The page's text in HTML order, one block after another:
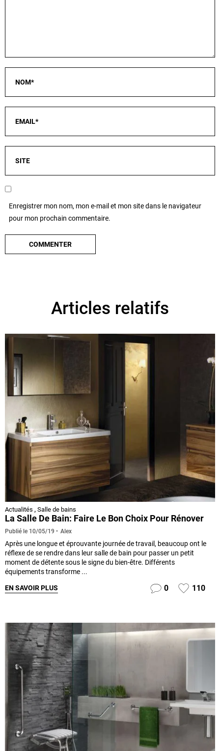
Enregistrer mon nom, mon e-mail et mon site dans le navigateur
pour mon prochain commentaire.
Articles relatifs
Actualités , Salle de bains
La Salle De Bain: Faire Le Bon Choix Pour Rénover
Publié le 10/05/19 Alex
Après une longue et éprouvante journée de travail, beaucoup ont le
réflexe de se rendre dans leur salle de bain pour passer un petit
moment de détente sous le signe du bien-être. Différents
équipements transforme ...
EN SAVOIR PLUS 0 110